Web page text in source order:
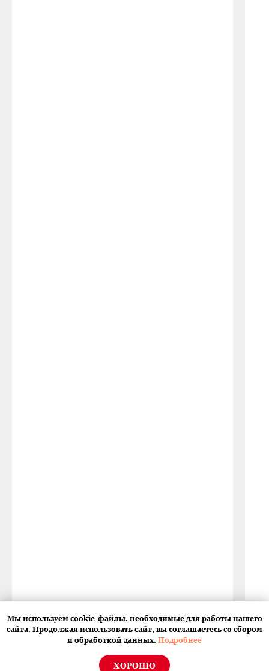
Мы используем cookie-файлы, необходимые для работы нашего
сайта. Продолжая использовать сайт, вы соглашаетесь со сбором
и обработкой данных. Подробнее
ХОРОШО